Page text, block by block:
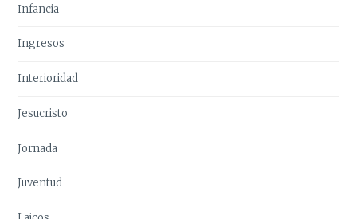
Infancia
Ingresos
Interioridad
Jesucristo
Jornada
Juventud